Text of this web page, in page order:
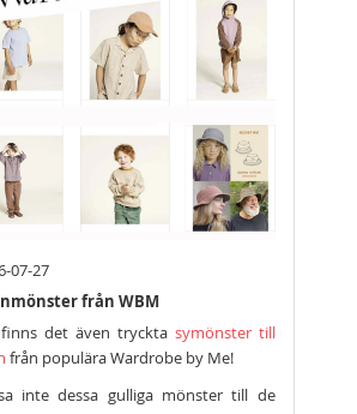
07-27
från WBM
det även tryckta symönster till
från populära Wardrobe by Me!
inte dessa gulliga mönster till de